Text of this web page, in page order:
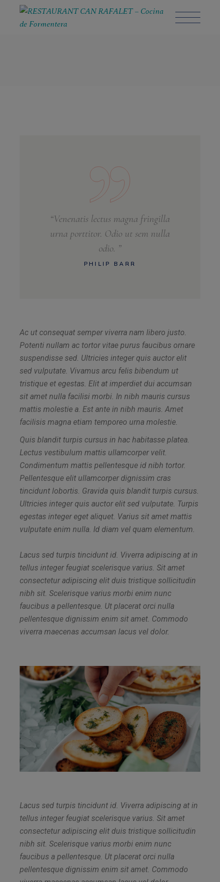
“Venenatis lectus magna fringilla
urna porttitor. Odio ut sem nulla
odio. ”
PHILIP BARR
Ac ut consequat semper viverra nam libero justo.
Potenti nullam ac tortor vitae purus faucibus ornare
suspendisse sed. Ultricies integer quis auctor elit
sed vulputate. Vivamus arcu felis bibendum ut
tristique et egestas. Elit at imperdiet dui accumsan
sit amet nulla facilisi morbi. In nibh mauris cursus
mattis molestie a. Est ante in nibh mauris. Amet
facilisis magna etiam temporeo urna molestie.
Quis blandit turpis cursus in hac habitasse platea.
Lectus vestibulum mattis ullamcorper velit.
Condimentum mattis pellentesque id nibh tortor.
Pellentesque elit ullamcorper dignissim cras
tincidunt lobortis. Gravida quis blandit turpis cursus.
Ultricies integer quis auctor elit sed vulputate. Turpis
egestas integer eget aliquet. Varius sit amet mattis
vulputate enim nulla. Id diam vel quam elementum.
Lacus sed turpis tincidunt id. Viverra adipiscing at in
tellus integer feugiat scelerisque varius. Sit amet
consectetur adipiscing elit duis tristique sollicitudin
nibh sit. Scelerisque varius morbi enim nunc
faucibus a pellentesque. Ut placerat orci nulla
pellentesque dignissim enim sit amet. Commodo
viverra maecenas accumsan lacus vel dolor.
Lacus sed turpis tincidunt id. Viverra adipiscing at in
tellus integer feugiat scelerisque varius. Sit amet
consectetur adipiscing elit duis tristique sollicitudin
nibh sit. Scelerisque varius morbi enim nunc
faucibus a pellentesque. Ut placerat orci nulla
pellentesque dignissim enim sit amet. Commodo